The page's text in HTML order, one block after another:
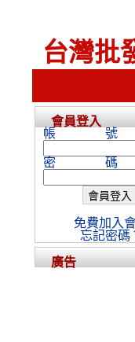
台灣批
會員登入
帳號
密碼
免費加入
忘記密碼
廣告